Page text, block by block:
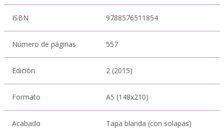
ISBN 9788576511854
Número de páginas 557
Edición 2 (2015)
Formato A5 (148x210)
Acabado Tapa blanda (con solapas)